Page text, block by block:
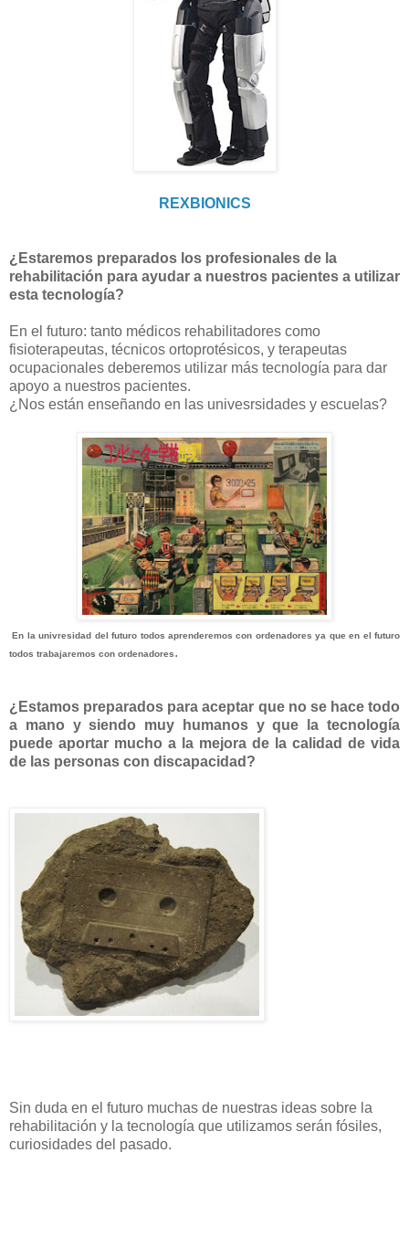
REXBIONICS
¿Estaremos preparados los profesionales de la
rehabilitación para ayudar a nuestros pacientes a utilizar
esta tecnología?
En el futuro: tanto médicos rehabilitadores como
fisioterapeutas, técnicos ortoprotésicos, y terapeutas
ocupacionales deberemos utilizar más tecnología para dar
apoyo a nuestros pacientes.
¿Nos están enseñando en las univesrsidades y escuelas?
En la univresidad del futuro todos aprenderemos con ordenadores ya que en el futuro
todos trabajaremos con ordenadores.
¿Estamos preparados para aceptar que no se hace todo
a mano y siendo muy humanos y que la tecnología
puede aportar mucho a la mejora de la calidad de vida
de las personas con discapacidad?
Sin duda en el futuro muchas de nuestras ideas sobre la
rehabilitación y la tecnología que utilizamos serán fósiles,
curiosidades del pasado.